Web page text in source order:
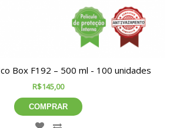
Box F192 – 500 ml - 100 unidades
R$145,00
COMPRAR